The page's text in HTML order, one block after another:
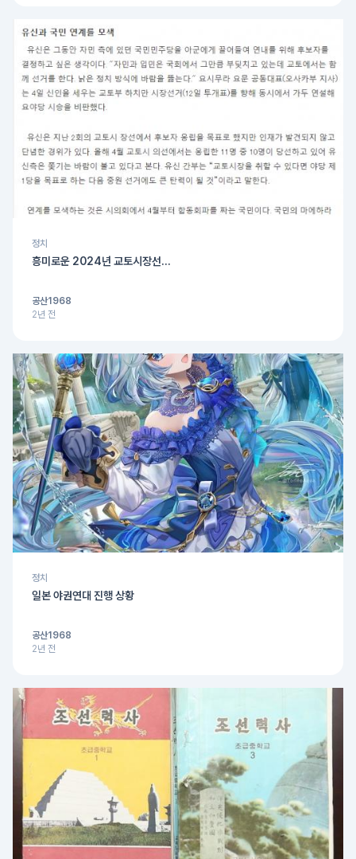
정치
흥미로운 2024년 교토시장선...
공산1968
2년 전
정치
일본 야권연대 진행 상황
공산1968
2년 전